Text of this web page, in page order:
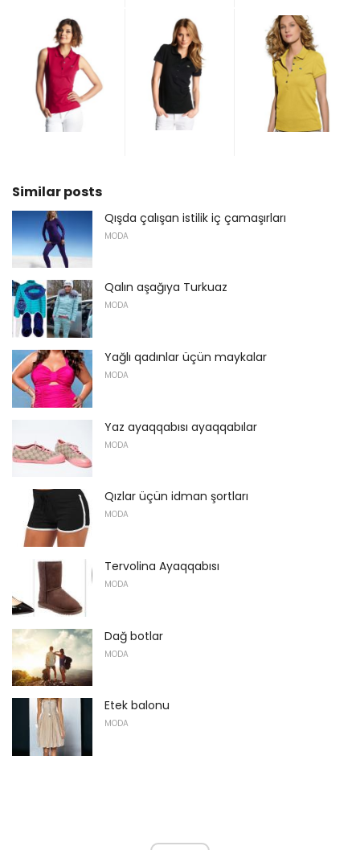
Similar posts
Qışda çalışan istilik iç çamaşırları
MODA
Qalın aşağıya Turkuaz
MODA
Yağlı qadınlar üçün maykalar
MODA
Yaz ayaqqabısı ayaqqabılar
MODA
Qızlar üçün idman şortları
MODA
Tervolina Ayaqqabısı
MODA
Dağ botlar
MODA
Etek balonu
MODA